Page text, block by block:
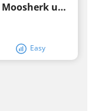
Hasselt Fischteich die Kluis über Moosherk und zurück über Alken
Easy